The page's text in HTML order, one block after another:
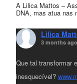
A Lilica Mattos –
DNA, mas atua nas
Lilica
3 months ago
Que tal transformar
inesquecível?